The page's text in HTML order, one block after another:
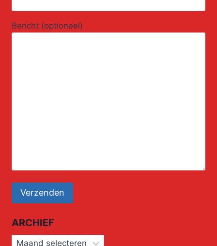
Bericht (optioneel)
ARCHIEF
Archief